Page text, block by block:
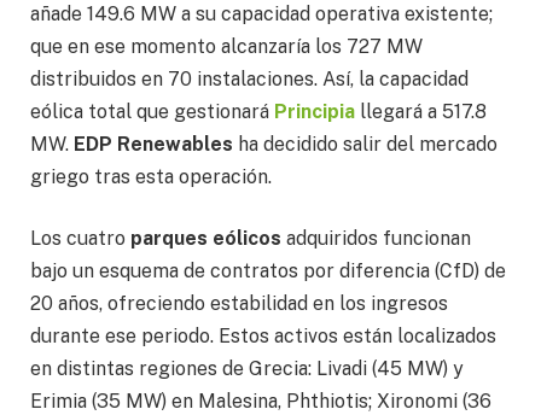
añade 149.6 MW a su capacidad operativa existente;
que en ese momento alcanzaría los 727 MW
distribuidos en 70 instalaciones. Así, la capacidad
eólica total que gestionará Principia llegará a 517.8
MW. EDP Renewables ha decidido salir del mercado
griego tras esta operación.
Los cuatro parques eólicos adquiridos funcionan
bajo un esquema de contratos por diferencia (CfD) de
20 años, ofreciendo estabilidad en los ingresos
durante ese periodo. Estos activos están localizados
en distintas regiones de Grecia: Livadi (45 MW) y
Erimia (35 MW) en Malesina, Phthiotis; Xironomi (36